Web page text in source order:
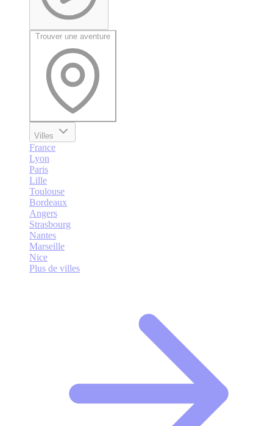
Trouver une aventure
Villes
France
Lyon
Paris
Lille
Toulouse
Bordeaux
Angers
Strasbourg
Nantes
Marseille
Nice
Plus de villes